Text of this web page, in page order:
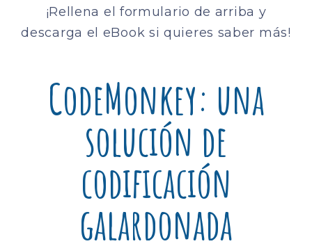
¡Rellena el formulario de arriba y
descarga el eBook si quieres saber más!
CodeMonkey: una
solución de
codificación
galardonada